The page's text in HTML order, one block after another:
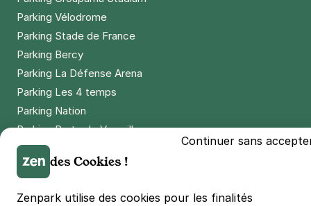
Parking Vélodrome
Parking Stade de France
Parking Bercy
Parking La Défense Arena
Parking Les 4 temps
Parking Nation
Parking Porte de Versailles
Parking Lille Grand Palais
Parking Euralille
Continuer sans
des Cookies !
Zenpark utilise des cookies pour les finalités